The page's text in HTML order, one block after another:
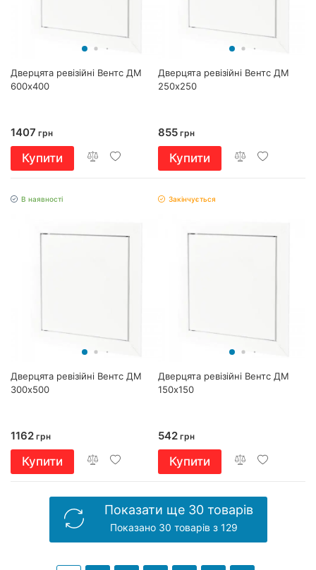
Дверцята ревізійні Вентс ДМ
600х400
1407 грн
Купити
Дверцята ревізійні Вентс ДМ
250х250
855 грн
Купити
В наявності
Дверцята ревізійні Вентс ДМ
300х500
1162 грн
Купити
Закінчується
Дверцята ревізійні Вентс ДМ
150х150
542 грн
Купити
Показати ще 30 товарів
Показано 30 товарів з 129